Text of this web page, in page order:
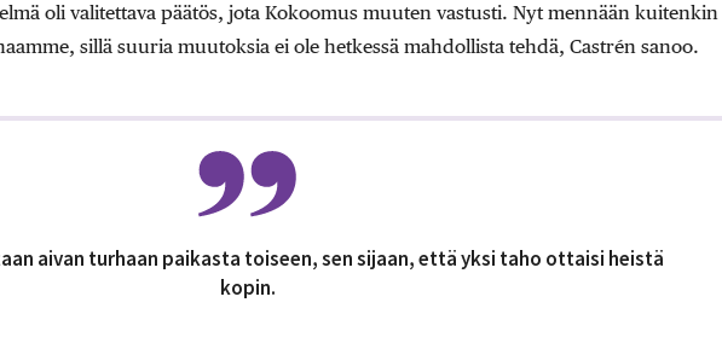
oli valitettava päätös, jota Kokoomus muuten vastusti. Nyt mennään kuitenkin
sillä suuria muutoksia ei ole hetkessä mahdollista tehdä, Castrén sanoo.
aivan turhaan paikasta toiseen, sen sijaan, että yksi taho ottaisi heistä
kopin.